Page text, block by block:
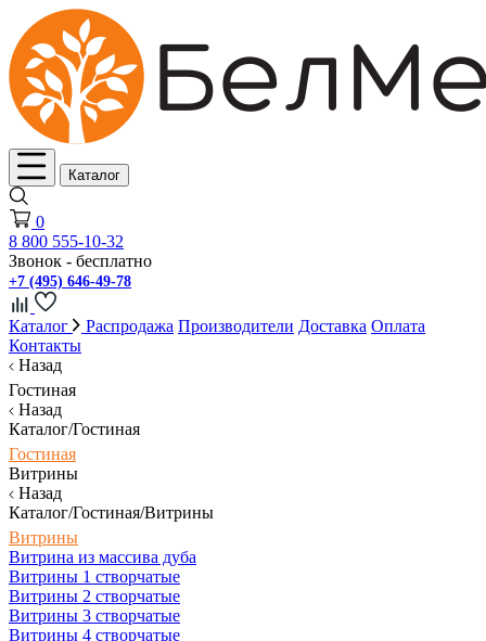
Каталог
0
8 800 555-10-32
Звонок - бесплатно
+7 (495) 646-49-78
Каталог Распродажа Производители Доставка Оплата
Контакты
Назад
Гостиная
Назад
Каталог/Гостиная
Гостиная
Витрины
Назад
Каталог/Гостиная/Витрины
Витрины
Витрина из массива дуба
Витрины 1 створчатые
Витрины 2 створчатые
Витрины 3 створчатые
Витрины 4 створчатые